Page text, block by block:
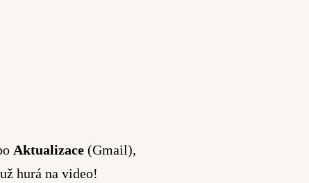
Aktualizace (Gmail),
hurá na video!